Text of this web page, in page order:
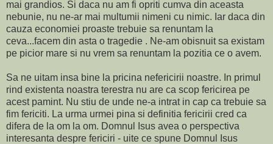
mai grandios. Si daca nu am fi opriti cumva din aceasta
nebunie, nu ne-ar mai multumii nimeni cu nimic. Iar daca din
cauza economiei proaste trebuie sa renuntam la
ceva...facem din asta o tragedie . Ne-am obisnuit sa existam
pe picior mare si nu vrem sa renuntam la pozitia ce o avem.
Sa ne uitam insa bine la pricina nefericirii noastre. In primul
rind existenta noastra terestra nu are ca scop fericirea pe
acest pamint. Nu stiu de unde ne-a intrat in cap ca trebuie sa
fim fericiti. La urma urmei pina si definitia fericirii cred ca
difera de la om la om. Domnul Isus avea o perspectiva
interesanta despre fericiri - uite ce spune Domnul Isus